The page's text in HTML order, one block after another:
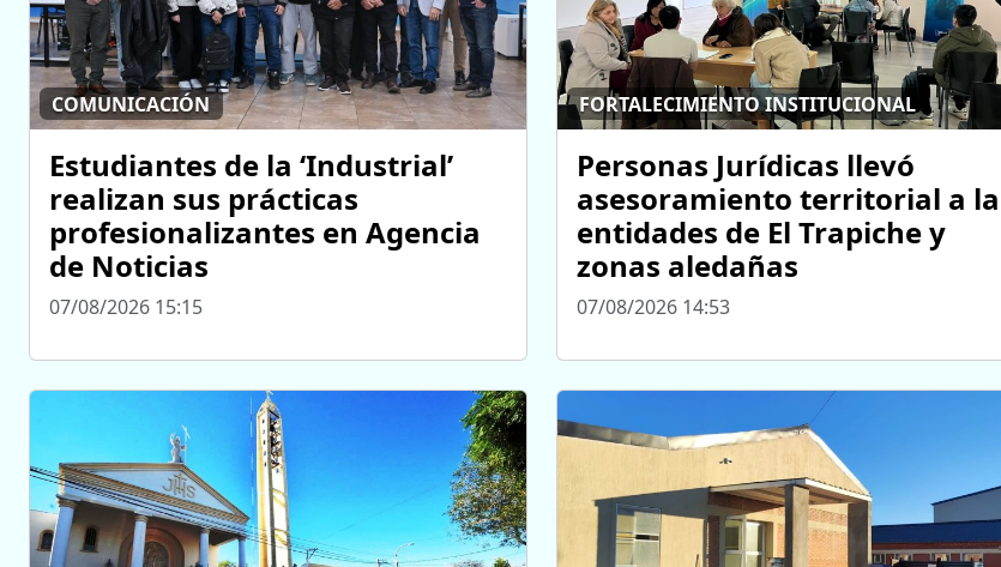
COMUNICACIÓN
Estudiantes de la ‘Industrial’
realizan sus prácticas
profesionalizantes en Agencia
de Noticias
07/08/2026 15:15
FORTALECIMIENTO INSTITUCIONAL
Personas Jurídicas llevó
asesoramiento territorial a
entidades de El Trapiche y
zonas aledañas
07/08/2026 14:53